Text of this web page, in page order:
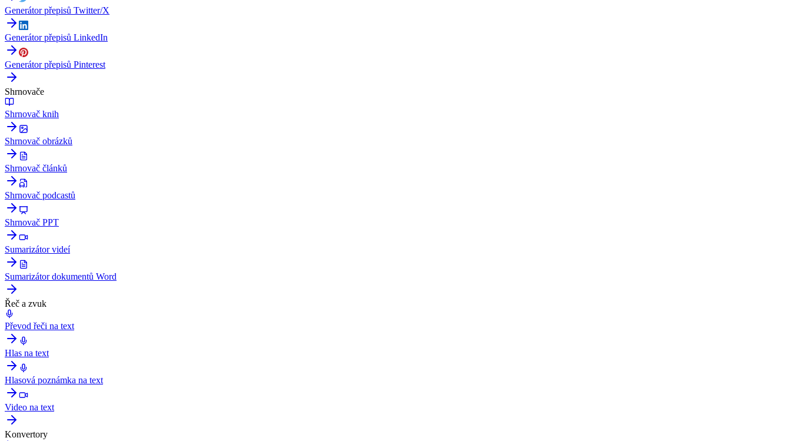
Generátor přepisů Twitter/X
Generátor přepisů LinkedIn
Generátor přepisů Pinterest
Shrnovače
Shrnovač knih
Shrnovač obrázků
Shrnovač článků
Shrnovač podcastů
Shrnovač PPT
Sumarizátor videí
Sumarizátor dokumentů Word
Řeč a zvuk
Převod řeči na text
Hlas na text
Hlasová poznámka na text
Video na text
Konvertory